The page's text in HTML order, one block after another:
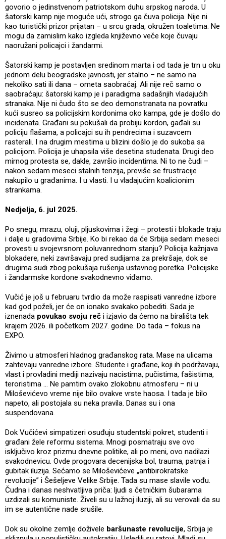
govorio o jedinstvenom patriotskom duhu srpskog naroda. U
šatorski kamp nije moguće ući, strogo ga čuva policija. Nije ni
kao turistički prizor prijatan – u srcu grada, okružen toaletima. Ne
mogu da zamislim kako izgleda književno veče koje čuvaju
naoružani policajci i žandarmi.
Šatorski kamp je postavljen sredinom marta i od tada je trn u oku
jednom delu beogradske javnosti, jer stalno – ne samo na
nekoliko sati ili dana – ometa saobraćaj. Ali nije reč samo o
saobraćaju: šatorski kamp je i paradigma sadašnjih vladajućih
stranaka. Nije ni čudo što se deo demonstranata na povratku
kući susreo sa policijskim kordonima oko kampa, gde je došlo do
incidenata. Građani su pokušali da probiju kordon, gađali su
policiju flašama, a policajci su ih pendrecima i suzavcem
rasterali. I na drugim mestima u blizini došlo je do sukoba sa
policijom. Policija je uhapsila više desetina studenata. Drugi deo
mirnog protesta se, dakle, završio incidentima. Ni to ne čudi –
nakon sedam meseci stalnih tenzija, previše se frustracije
nakupilo u građanima. I u vlasti. I u vladajućim koalicionim
strankama.
Nedjelja, 6. jul 2025.
Po snegu, mrazu, oluji, pljuskovima i žegi – protesti i blokade traju
i dalje u gradovima Srbije. Ko bi rekao da će Srbija sedam meseci
provesti u svojevrsnom poluvanrednom stanju? Policija kažnjava
blokadere, neki završavaju pred sudijama za prekršaje, dok se
drugima sudi zbog pokušaja rušenja ustavnog poretka. Policijske
i žandarmske kordone svakodnevno viđamo.
Vučić je još u februaru tvrdio da može raspisati vanredne izbore
kad god poželi, jer će on ionako svakako pobediti. Sada je
iznenada povukao svoju reč i izjavio da ćemo na birališta tek
krajem 2026. ili početkom 2027. godine. Do tada – fokus na
EXPO.
Živimo u atmosferi hladnog građanskog rata. Mase na ulicama
zahtevaju vanredne izbore. Studente i građane, koji ih podržavaju,
vlast i provladini mediji nazivaju nacistima, pučistima, fašistima,
teroristima ... Ne pamtim ovako zlokobnu atmosferu – ni u
Miloševićevo vreme nije bilo ovakve vrste haosa. I tada je bilo
napeto, ali postojala su neka pravila. Danas su i ona
suspendovana.
Dok Vučićevi simpatizeri osuđuju studentski pokret, studenti i
građani žele reformu sistema. Mnogi posmatraju sve ovo
isključivo kroz prizmu dnevne politike, ali po meni, ovo nadilazi
svakodnevicu. Ovde progovara decenijska bol, trauma, patnja i
gubitak iluzija. Sećamo se Miloševićeve „antibirokratske
revolucije” i Šešeljeve Velike Srbije. Tada su mase slavile vođu.
Čudna i danas neshvatljiva priča: ljudi s četničkim šubarama
uzdizali su komuniste. Živeli su u lažnoj iluziji, ali su verovali da su
im se autentične nade srušile.
Dok su okolne zemlje doživele baršunaste revolucije, Srbija je